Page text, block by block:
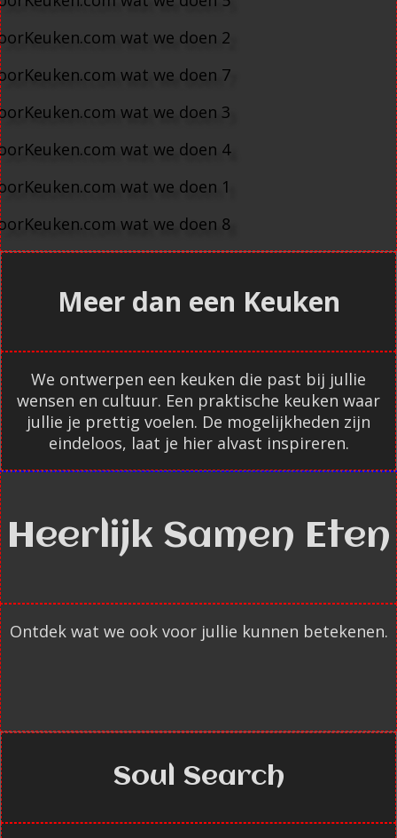
Meer dan een Keuken
We ontwerpen een keuken die past bij jullie
wensen en cultuur. Een praktische keuken waar
jullie je prettig voelen. De mogelijkheden zijn
eindeloos, laat je hier alvast inspireren.
Heerlijk Samen Eten
Ontdek wat we ook voor jullie kunnen betekenen.
Soul Search